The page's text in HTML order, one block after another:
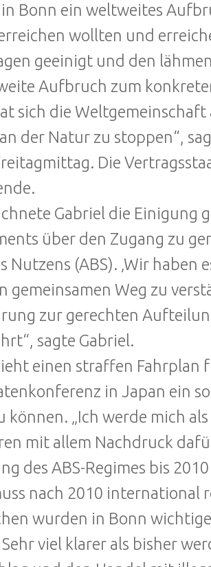
Bonn ein weltweites
wollten und
geeinigt und den
Aufbruch zum
sich die
der Natur zu stoppen“,
Die
Gabriel die Einigung
über den Zugang zu
(ABS). ‚Wir haben
gemeinsamen Weg zu
zur gerechten
sagte Gabriel.
einen straffen Fahrplan
in Japan ein
können. „Ich werde mich
mit allem Nachdruck
des ABS-Regimes bis
nach 2010 international
wurden in Bonn
viel klarer als bisher